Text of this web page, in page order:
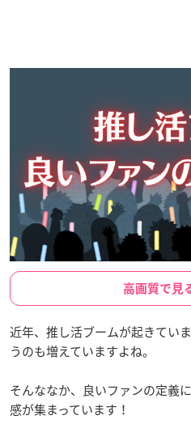
高画質で見
近年、推し活ブームが起きてい
うのも増えていますよね。
そんななか、良いファンの定義
感が集まっています！